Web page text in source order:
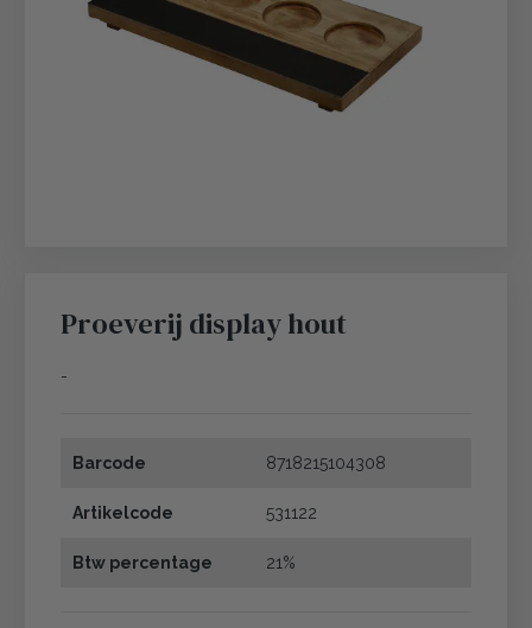
Proeverij display hout
-
Barcode 8718215104308
Artikelcode 531122
Btw percentage 21%